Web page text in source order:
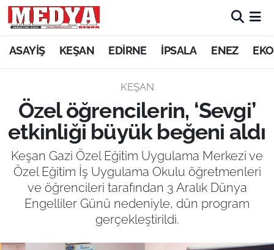
ASAYİŞ KEŞAN EDİRNE İPSALA ENEZ
KEŞAN
Özel öğrencilerin, ‘Sevgi’
etkinliği büyük beğeni aldı
Keşan Gazi Özel Eğitim Uygulama Merkezi ve
Özel Eğitim İş Uygulama Okulu öğretmenleri
ve öğrencileri tarafından 3 Aralık Dünya
Engelliler Günü nedeniyle, dün program
gerçekleştirildi.
KEŞAN
ASAYİŞ
SİYASET
GÜNDEM
EKONOMİ